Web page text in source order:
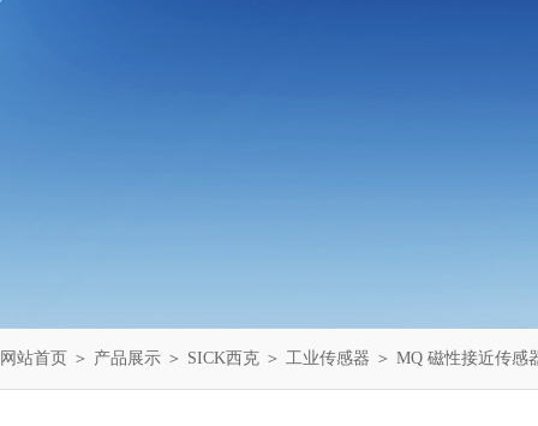
网站首页 ＞ 产品展示 ＞ SICK西克 ＞ 工业传感器 ＞ MQ 磁性接近传感